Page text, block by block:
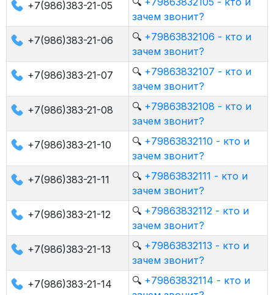
+7(986)383-21-05
зачем звонит?
+7(986)383-21-06
🔍 +79863832106 - кто и
зачем звонит?
+7(986)383-21-07
🔍 +79863832107 - кто и
зачем звонит?
+7(986)383-21-08
🔍 +79863832108 - кто и
зачем звонит?
+7(986)383-21-10
🔍 +79863832110 - кто и
зачем звонит?
+7(986)383-21-11
🔍 +79863832111 - кто и
зачем звонит?
+7(986)383-21-12
🔍 +79863832112 - кто и
зачем звонит?
+7(986)383-21-13
🔍 +79863832113 - кто и
зачем звонит?
+7(986)383-21-14
🔍 +79863832114 - кто и